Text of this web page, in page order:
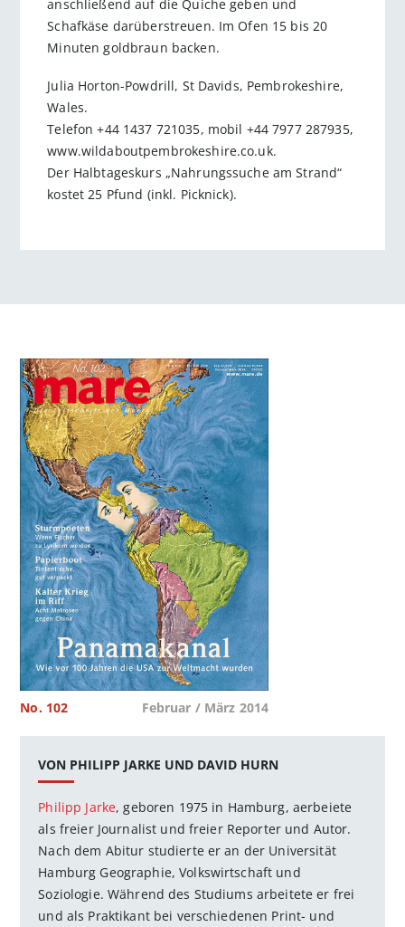
anschließend auf die Quiche geben und
Schafkäse darüberstreuen. Im Ofen 15 bis 20
Minuten goldbraun backen.
Julia Horton-Powdrill, St Davids, Pembrokeshire,
Wales.
Telefon +44 1437 721035, mobil +44 7977 287935,
www.wildaboutpembrokeshire.co.uk.
Der Halbtageskurs „Nahrungssuche am Strand“
kostet 25 Pfund (inkl. Picknick).
No. 102 Februar / März 2014
VON PHILIPP JARKE UND DAVID HURN
Philipp Jarke, geboren 1975 in Hamburg, aerbeiete
als freier Journalist und freier Reporter und Autor.
Nach dem Abitur studierte er an der Universität
Hamburg Geographie, Volkswirtschaft und
Soziologie. Während des Studiums arbeitete er frei
und als Praktikant bei verschiedenen Print- und